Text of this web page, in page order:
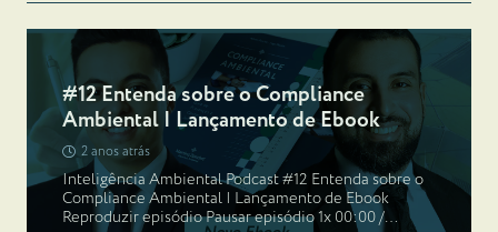
#12 Entenda sobre o Compliance
Ambiental | Lançamento de Ebook
2 anos atrás
Inteligência Ambiental Podcast #12 Entenda sobre o
Compliance Ambiental | Lançamento de Ebook
Reproduzir episódio Pausar episódio 1x 00:00 /…